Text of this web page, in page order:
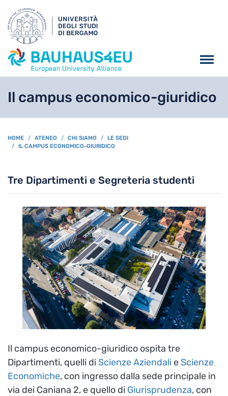
Il campus economico-giuridico
BREADCRUMB
HOME ATENEO CHI SIAMO
LE SEDI
IL CAMPUS ECONOMICO-GIURIDICO
Tre Dipartimenti e Segreteria studenti
Il campus economico-giuridico ospita tre
Dipartimenti, quelli di Scienze Aziendali e Scienze
Economiche, con ingresso dalla sede principale in
via dei Caniana 2, e quello di Giurisprudenza, con